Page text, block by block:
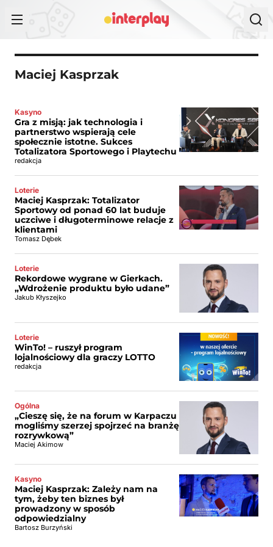
Maciej Kasprzak
Kasyno
Gra z misją: jak technologia i
partnerstwo wspierają cele
społecznie istotne. Sukces
Totalizatora Sportowego i Playtechu
redakcja
Loterie
Maciej Kasprzak: Totalizator
Sportowy od ponad 60 lat buduje
uczciwe i długoterminowe relacje z
klientami
Tomasz Dębek
Loterie
Rekordowe wygrane w Gierkach.
„Wdrożenie produktu było udane”
Jakub Kłyszejko
Loterie
WinTo! – ruszył program
lojalnościowy dla graczy LOTTO
redakcja
Ogólna
„Cieszę się, że na forum w Karpaczu
mogliśmy szerzej spojrzeć na branżę
rozrywkową”
Maciej Akimow
Kasyno
Maciej Kasprzak: Zależy nam na
tym, żeby ten biznes był
prowadzony w sposób
odpowiedzialny
Bartosz Burzyński